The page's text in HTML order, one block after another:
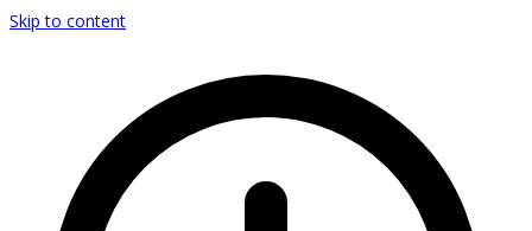
Skip to content